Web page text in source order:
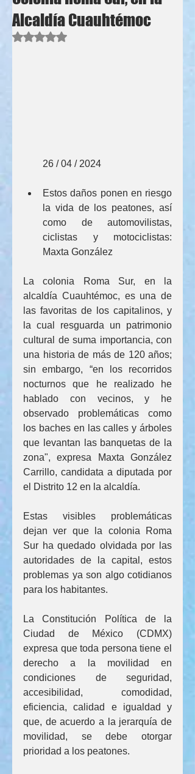
Alcaldía Cuauhtémoc
Obtuvo NaN de 5 estrellas.
        26 / 04 / 2024
Estos daños ponen en riesgo
la vida de los peatones, así
como de automovilistas,
ciclistas y motociclistas:
Maxta González
La colonia Roma Sur, en la
alcaldía Cuauhtémoc, es una de
las favoritas de los capitalinos, y
la cual resguarda un patrimonio
cultural de suma importancia, con
una historia de más de 120 años;
sin embargo, “en los recorridos
nocturnos que he realizado he
hablado con vecinos, y he
observado problemáticas como
los baches en las calles y árboles
que levantan las banquetas de la
zona", expresa Maxta González
Carrillo, candidata a diputada por
el Distrito 12 en la alcaldía.
Estas visibles problemáticas
dejan ver que la colonia Roma
Sur ha quedado olvidada por las
autoridades de la capital, estos
problemas ya son algo cotidianos
para los habitantes.
La Constitución Política de la
Ciudad de México (CDMX)
expresa que toda persona tiene el
derecho a la movilidad en
condiciones de seguridad,
accesibilidad, comodidad,
eficiencia, calidad e igualdad y
que, de acuerdo a la jerarquía de
movilidad, se debe otorgar
prioridad a los peatones.